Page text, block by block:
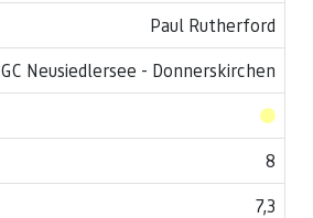
Paul Rutherford
GC Neusiedlersee - Donnerskirchen
8
7,3